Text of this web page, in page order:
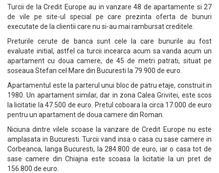
Turcii de la Credit Europe au in vanzare 48 de apartamente si 27
de vile pe site-ul special pe care prezinta oferta de bunuri
executate de la clientii care nu si-au mai rambursat creditele.
Preturile cerute de banca sunt cele la care bunurile au fost
evaluate initial, astfel ca turcii incearca acum sa vanda acum un
apartament cu doua camere, de 45 de metri patrati, situat pe
soseaua Stefan cel Mare din Bucuresti la 79.900 de euro.
Apartamentul este la parterul unui bloc de patru etaje, construit in
1980. Un apartament similar, dar in zona Calea Grivitei, este scos
la licitatie la 47.500 de euro. Pretul coboara la circa 17.000 de euro
pentru un apartament de doua camere din Roman.
Niciuna dintre vilele scoase la vanzare de Credit Europe nu este
amplasata in Bucuresti. Turcii vand insa o casa cu sase camere in
Corbeanca, langa Bucuresti, la 284.800 de euro, iar o casa tot de
sase camere din Chiajna este scoasa la licitatie la un pret de
156.800 de euro.